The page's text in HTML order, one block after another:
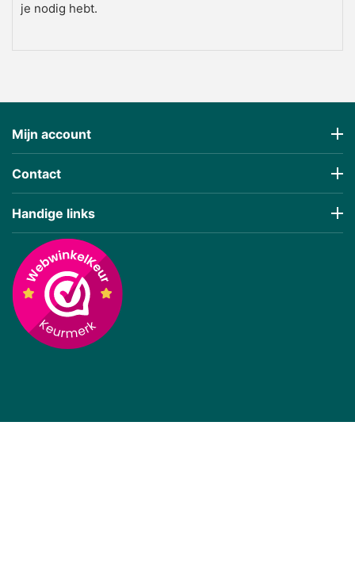
je nodig hebt.
connector aan het stuur. Zorg er wel voor dat de
motor is uitgeschakeld voordat je het nieuwe display
Mijn account
Contact
Handige links